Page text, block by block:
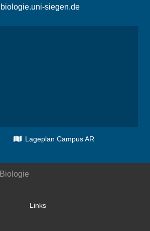
siegen.de
Lageplan Campus AR
Links